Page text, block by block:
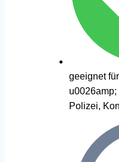
geeignet
Polizei,